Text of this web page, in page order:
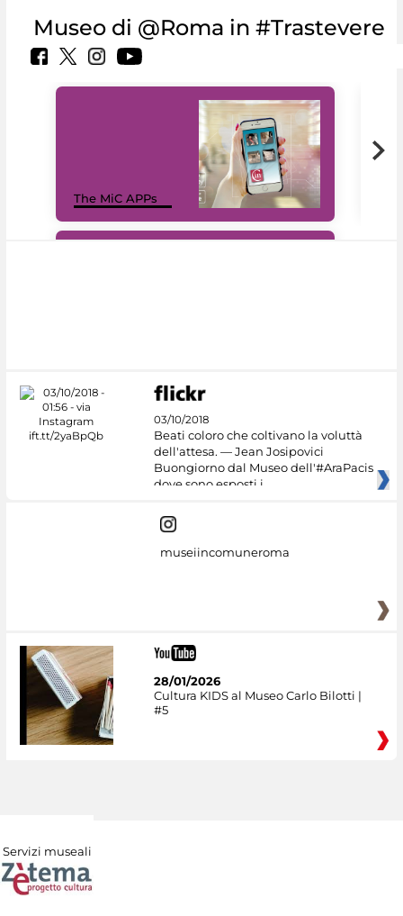
Museo di @Roma in #Trastevere
The MiC APPs
03/10/2018
Beati coloro che coltivano la voluttà
dell'attesa. — Jean Josipovici
Buongiorno dal Museo dell'#AraPacis
dove sono esposti i
museiincomuneroma
28/01/2026
Cultura KIDS al Museo Carlo Bilotti |
#5
Servizi museali